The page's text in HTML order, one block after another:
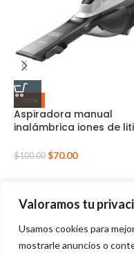
Valoramos tu
Usamos cookies para
mostrarle anuncios o
-30%
Aspiradora manual
inalámbrica iones de
$100.00 $70.00
Políticas de